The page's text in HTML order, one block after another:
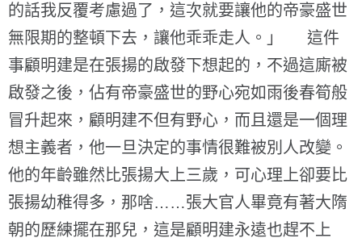
的話我反覆考慮過了，這次就要讓他的帝豪盛世
無限期的整頓下去，讓他乖乖走人。」 這件
事顧明建是在張揚的啟發下想起的，不過這廝被
啟發之後，佔有帝豪盛世的野心宛如雨後春筍般
冒升起來，顧明建不但有野心，而且還是一個理
想主義者，他一旦決定的事情很難被別人改變。
他的年齡雖然比張揚大上三歲，可心理上卻要比
張揚幼稚得多，那啥……張大官人畢竟有著大隋
朝的歷練擺在那兒，這是顧明建永遠也趕不上